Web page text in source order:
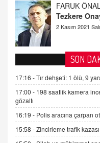
FARUK
Tezkere
2 Kasım 2021
AV. DOĞAN
Kişisel
gelişimi
SEHER
Kış Ayları
9.12.2025 10:11
SON
17:16 -Tır dehşeti: 1 ölü, 9
17:00 - 198 saatlik kamera
gözaltı
16:19 - Polis aracına çarpan
15:58 -Zincirleme trafik